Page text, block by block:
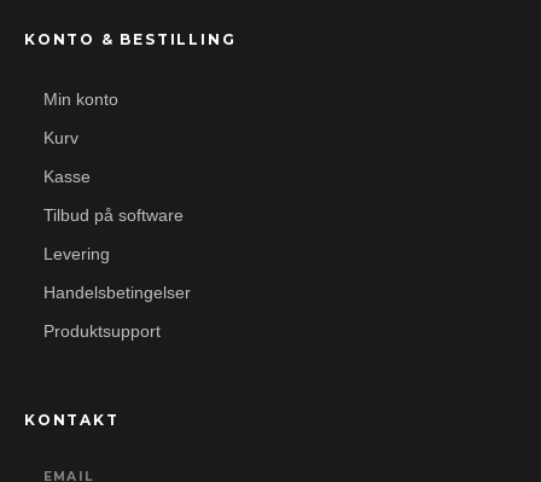
KONTO & BESTILLING
Min konto
Kurv
Kasse
Tilbud på software
Levering
Handelsbetingelser
Produktsupport
KONTAKT
EMAIL